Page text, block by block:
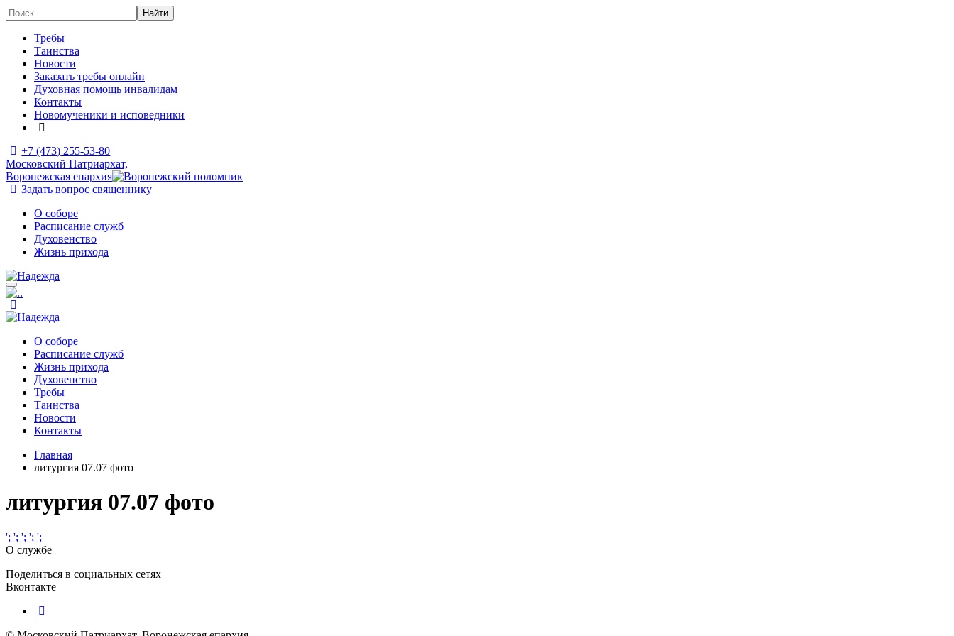
Требы
Таинства
Новости
Заказать требы онлайн
Духовная помощь инвалидам
Контакты
Новомученики и исповедники
+7 (473) 255-53-80
Московский Патриархат,
Воронежская епархия
Задать вопрос священнику
О соборе
Расписание служб
Духовенство
Жизнь прихода
О соборе
Расписание служб
Жизнь прихода
Духовенство
Требы
Таинства
Новости
Контакты
Главная
литургия 07.07 фото
литургия 07.07 фото
'; '; '; '; ';
О службе
Поделиться в социальных сетях
Вконтакте